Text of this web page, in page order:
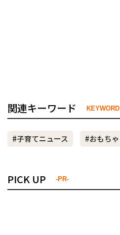
関連キーワード KEYWORD
#子育てニュース #おもちゃ
PICK UP -PR-